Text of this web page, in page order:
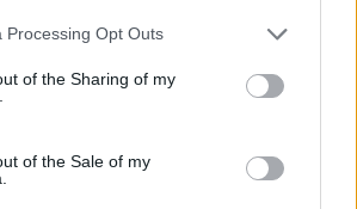
website/app uses one or more Google
or usage behaviour. You may click to
to Google and its third-party tags to
specified purposes in below Google
Processing Opt Outs
of the Sharing of my
of the Sale of my